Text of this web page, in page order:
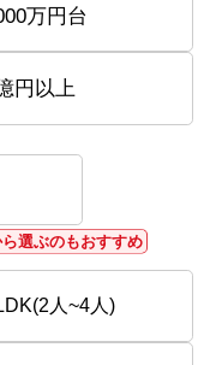
万円台
円以上
選ぶのもおすすめ
人~4人)